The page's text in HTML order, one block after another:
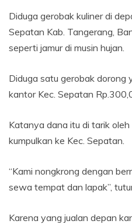
Diduga gerobak kuliner di
Sepatan Kab. Tangerang,
seperti jamur di musin hujan.
Diduga satu gerobak dorong
kantor Kec. Sepatan
Katanya dana itu di tarik oleh
kumpulkan ke Kec. Sepatan.
“Kami nongkrong dengan
sewa tempat dan lapak”,
Karena yang jualan depan